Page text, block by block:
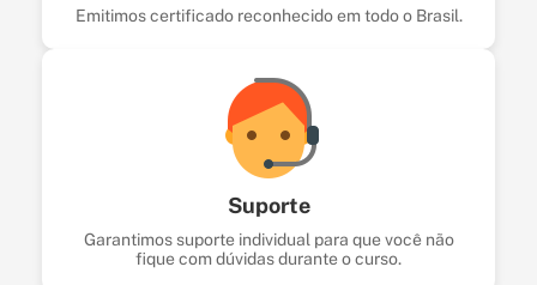
Emitimos certificado reconhecido em todo o Brasil.
Suporte
Garantimos suporte individual para que você não
fique com dúvidas durante o curso.